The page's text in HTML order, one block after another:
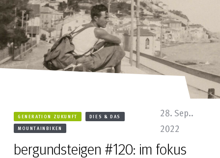
bergundsteigen #120: im fokus
GENERATION ZUKUNFT
DIES & DAS
MOUNTAINBIKEN
28. Sep..
2022